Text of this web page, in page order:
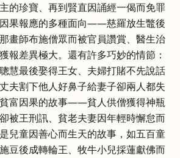
的珍寶、再到賢直因誦經一偈而免罪
果報應的多種面向——慈羅放生鼈後
畫師布施僧眾而被官員讚賞、醫生治
報差異極大。還有許多巧妙的情節：
慧最後娶得王女、夫婦打賭不先說話
夫割下他人好鼻子給妻子卻兩人都失
富因果的故事——貧人供僧獲得神瓶
被王刑訊、貧老夫妻因年輕時懈怠而
兒童因善心而生天的故事，如五百童
豆後成轉輪王、牧牛小兒採蓮獻佛而